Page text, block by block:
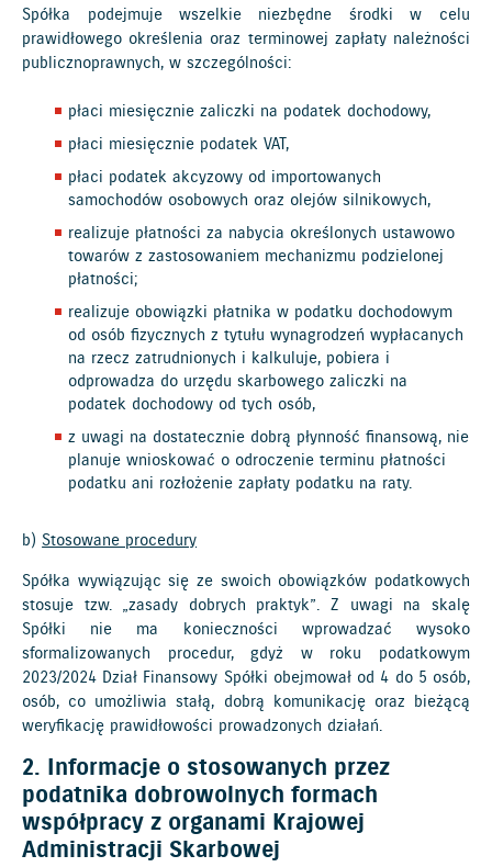
Spółka podejmuje wszelkie niezbędne środki w celu
prawidłowego określenia oraz terminowej zapłaty należności
publicznoprawnych, w szczególności:
płaci miesięcznie zaliczki na podatek dochodowy,
płaci miesięcznie podatek VAT,
płaci podatek akcyzowy od importowanych
samochodów osobowych oraz olejów silnikowych,
realizuje płatności za nabycia określonych ustawowo
towarów z zastosowaniem mechanizmu podzielonej
płatności;
realizuje obowiązki płatnika w podatku dochodowym
od osób fizycznych z tytułu wynagrodzeń wypłacanych
na rzecz zatrudnionych i kalkuluje, pobiera i
odprowadza do urzędu skarbowego zaliczki na
podatek dochodowy od tych osób,
z uwagi na dostatecznie dobrą płynność finansową, nie
planuje wnioskować o odroczenie terminu płatności
podatku ani rozłożenie zapłaty podatku na raty.
b)Stosowane procedury
Spółka wywiązując się ze swoich obowiązków podatkowych
stosuje tzw. „zasady dobrych praktyk”. Z uwagi na skalę
Spółki nie ma konieczności wprowadzać wysoko
sformalizowanych procedur, gdyż w roku podatkowym
2023/2024 Dział Finansowy Spółki obejmował od 4 do 5 osób,
osób, co umożliwia stałą, dobrą komunikację oraz bieżącą
weryfikację prawidłowości prowadzonych działań.
2. Informacje o stosowanych przez
podatnika dobrowolnych formach
współpracy z organami Krajowej
Administracji Skarbowej